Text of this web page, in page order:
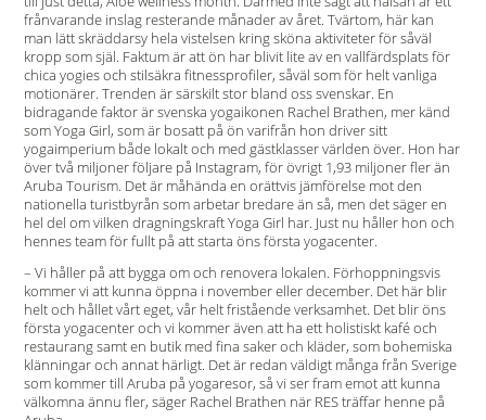
frånvarande inslag resterande månader av året. Tvärtom, här kan
man lätt skräddarsy hela vistelsen kring sköna aktiviteter för såväl
kropp som själ. Faktum är att ön har blivit lite av en vallfärdsplats för
chica yogies och stilsäkra fitnessprofiler, såväl som för helt vanliga
motionärer. Trenden är särskilt stor bland oss svenskar. En
bidragande faktor är svenska yogaikonen Rachel Brathen, mer känd
som Yoga Girl, som är bosatt på ön varifrån hon driver sitt
yogaimperium både lokalt och med gästklasser världen över. Hon har
över två miljoner följare på Instagram, för övrigt 1,93 miljoner fler än
Aruba Tourism. Det är måhända en orättvis jämförelse mot den
nationella turistbyrån som arbetar bredare än så, men det säger en
hel del om vilken dragningskraft Yoga Girl har. Just nu håller hon och
hennes team för fullt på att starta öns första yogacenter.
– Vi håller på att bygga om och renovera lokalen. Förhoppningsvis
kommer vi att kunna öppna i november eller december. Det här blir
helt och hållet vårt eget, vår helt fristående verksamhet. Det blir öns
första yogacenter och vi kommer även att ha ett holistiskt kafé och
restaurang samt en butik med fina saker och kläder, som bohemiska
klänningar och annat härligt. Det är redan väldigt många från Sverige
som kommer till Aruba på yogaresor, så vi ser fram emot att kunna
välkomna ännu fler, säger Rachel Brathen när RES träffar henne på